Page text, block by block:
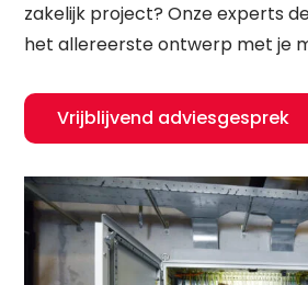
zakelijk project? Onze experts
het allereerste ontwerp met je
Vrijblijvend adviesgesprek